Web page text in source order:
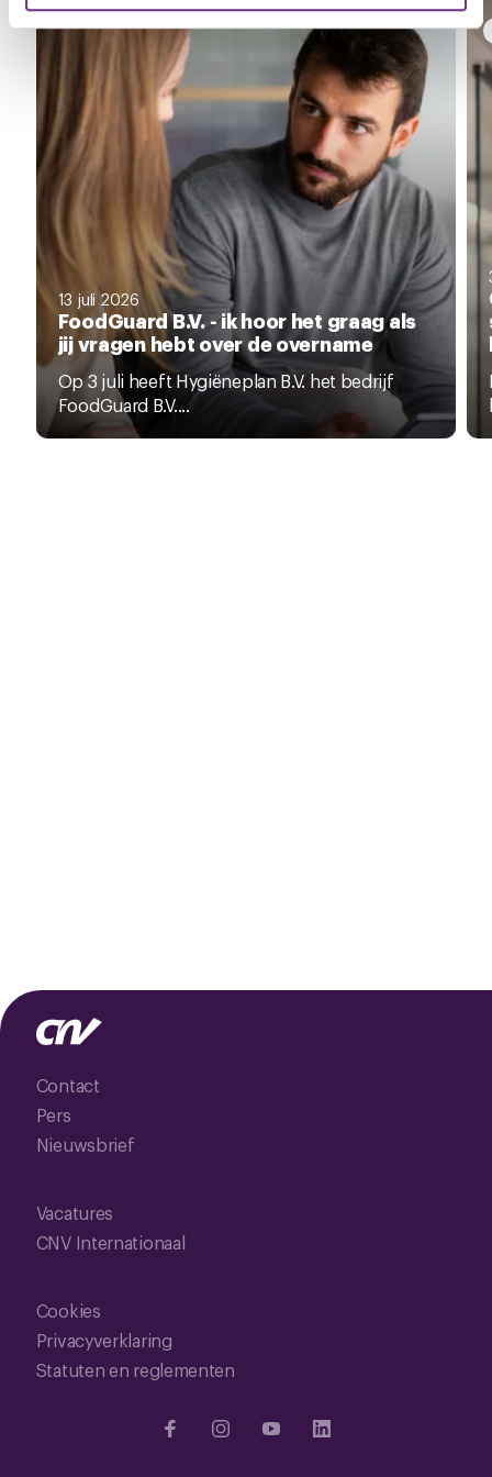
U kunt uw toestemming op elk moment wijzigen of
cookieverklaring
of door te klikken op
het ronde cookie-instellingenicoontje linksonder op de
pagina.
13 juli 2026
FoodGuard B.V. - ik hoor het graag als
jij vragen hebt over de overname
Op 3 juli heeft Hygiëneplan B.V. het bedrijf
FoodGuard B.V....
Contact
Pers
Nieuwsbrief
Vacatures
CNV Internationaal
Cookies
Privacyverklaring
Statuten en reglementen